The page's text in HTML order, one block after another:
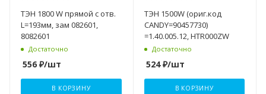
ТЭН 1800 W прямой с отв.
L=193мм, зам 082601,
8082601
Достаточно
556 ₽/шт
В КОРЗИНУ
ТЭН 1500W (ориг.код
CANDY=90457730)
=1.40.005.12, HTR000ZW
Достаточно
524₽/шт
В КОРЗИНУ